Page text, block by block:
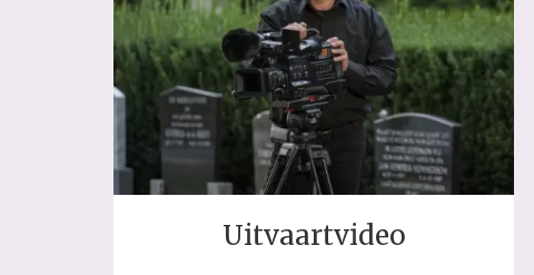
Uitvaartvideo